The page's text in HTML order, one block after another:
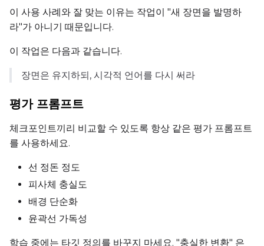
Seed
LoRA Scale
이 사용 사례와 잘 맞는 이유는 작업이 "새 장면을 발명하
라"가 아니기 때문입니다.
이 작업은 다음과 같습니다.
장면은 유지하되, 시각적 언어를 다시 써라
평가 프롬프트
체크포인트끼리 비교할 수 있도록 항상 같은 평가 프롬프트
를 사용하세요.
선 정돈 정도
피사체 충실도
배경 단순화
윤곽선 가독성
학습 중에는 타깃 정의를 바꾸지 마세요. "충실한 변환" 은